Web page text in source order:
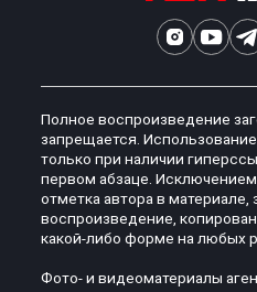
Полное воспроизведение
запрещается.
только при наличии
первом абзаце.
отметка автора в
воспроизведение,
какой-либо форме на любых
Фото- и видеоматериалы